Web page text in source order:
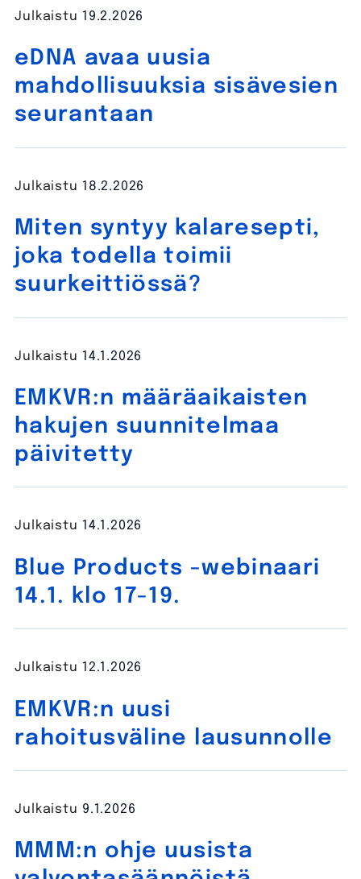
eDNA avaa uusia
mahdollisuuksia sisävesien
seurantaan
Julkaistu 19.2.2026
Miten syntyy kalaresepti,
joka todella toimii
suurkeittiössä?
Julkaistu 18.2.2026
EMKVR:n määräaikaisten
hakujen suunnitelmaa
päivitetty
Julkaistu 14.1.2026
Blue Products -webinaari
14.1. klo 17-19.
Julkaistu 14.1.2026
EMKVR:n uusi
rahoitusväline lausunnolle
Julkaistu 12.1.2026
MMM:n ohje uusista
Julkaistu 9.1.2026